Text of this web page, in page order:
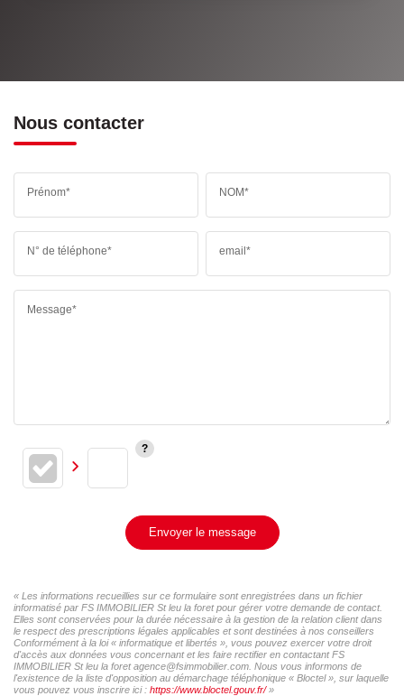
Nous contacter
Prénom* NOM*
N° de téléphone* email*
Message*
Envoyer le message
« Les informations recueillies sur ce formulaire sont enregistrées dans un fichier
informatisé par FS IMMOBILIER St leu la foret pour gérer votre demande de contact.
Elles sont conservées pour la durée nécessaire à la gestion de la relation client dans
le respect des prescriptions légales applicables et sont destinées à nos conseillers
Conformément à la loi « informatique et libertés », vous pouvez exercer votre droit
d'accès aux données vous concernant et les faire rectifier en contactant FS
IMMOBILIER St leu la foret agence@fsimmobilier.com. Nous vous informons de
l'existence de la liste d'opposition au démarchage téléphonique « Bloctel », sur laquelle
vous pouvez vous inscrire ici : https://www.bloctel.gouv.fr/»